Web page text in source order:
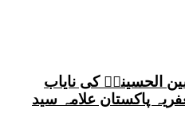
الحسینیؒ کی نایاب
پاکستان علامہ سید